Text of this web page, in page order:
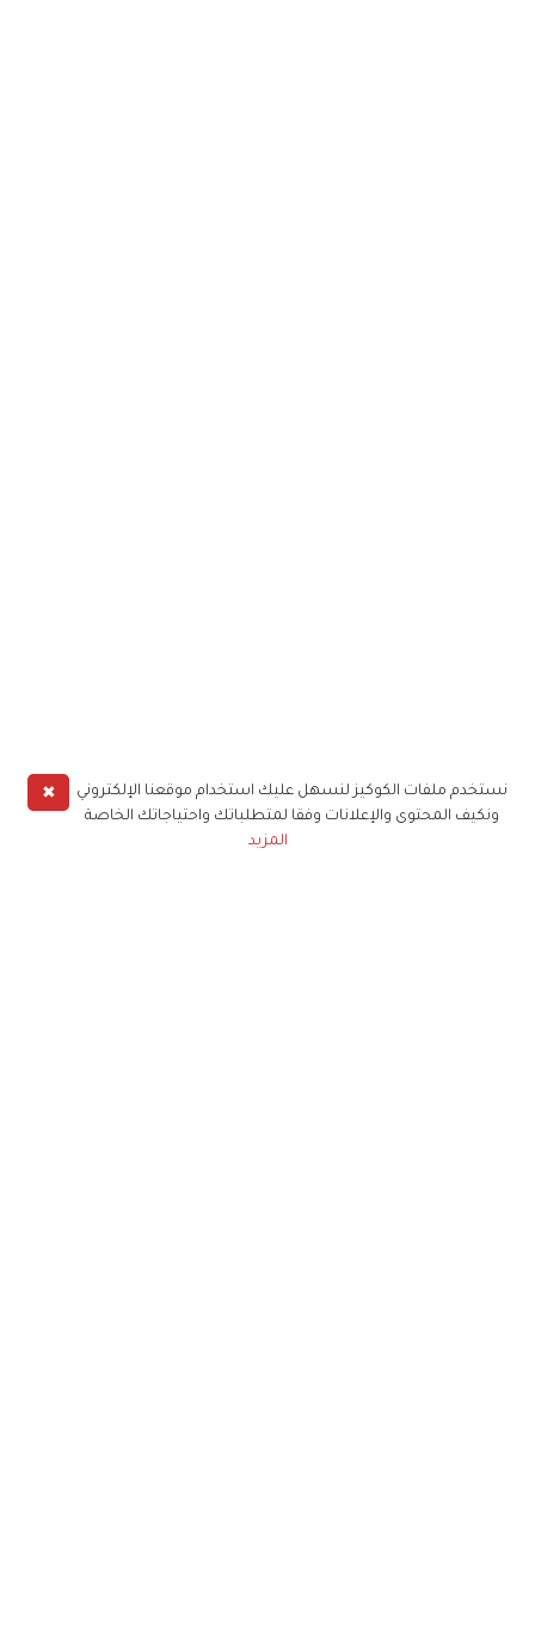
✖
نستخدم ملفات الكوكيز لنسهل عليك استخدام موقعنا الإلكتروني
ونكيف المحتوى والإعلانات وفقا لمتطلباتك واحتياجاتك الخاصة
المزيد